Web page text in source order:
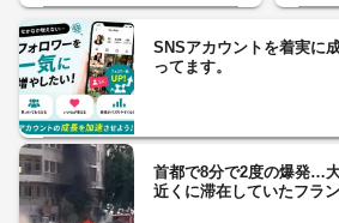
SNSアカウントを着実に
ってます。
首都で8分で2度の爆発…
近くに滞在していたフラ